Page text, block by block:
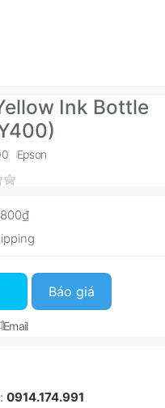
Ink Bottle
Epson
Ink Bottle
Báo giá
Email
0914.174.991